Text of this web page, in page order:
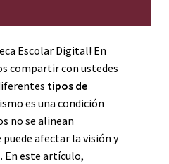
Escolar Digital! En
compartir con ustedes
tipos de
es una condición
no se alinean
afectar la visión y
En este artículo,